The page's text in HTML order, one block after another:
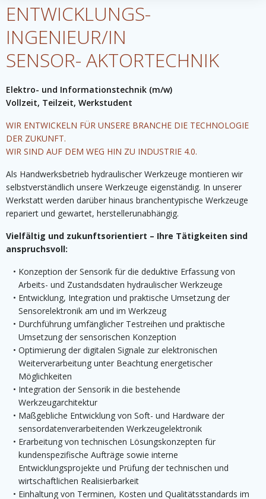
ENTWICKLUNGS-
INGENIEUR/IN
SENSOR- AKTORTECHNIK
Elektro- und Informationstechnik (m/w)
Vollzeit, Teilzeit, Werkstudent
WIR ENTWICKELN FÜR UNSERE BRANCHE DIE TECHNOLOGIE
DER ZUKUNFT.
WIR SIND AUF DEM WEG HIN ZU INDUSTRIE 4.0.
Als Handwerksbetrieb hydraulischer Werkzeuge montieren wir
selbstverständlich unsere Werkzeuge eigenständig. In unserer
Werkstatt werden darüber hinaus branchentypische Werkzeuge
repariert und gewartet, herstellerunabhängig.
Vielfältig und zukunftsorientiert – Ihre Tätigkeiten sind
anspruchsvoll:
Konzeption der Sensorik für die deduktive Erfassung von
Arbeits- und Zustandsdaten hydraulischer Werkzeuge
Entwicklung, Integration und praktische Umsetzung der
Sensorelektronik am und im Werkzeug
Durchführung umfänglicher Testreihen und praktische
Umsetzung der sensorischen Konzeption
Optimierung der digitalen Signale zur elektronischen
Weiterverarbeitung unter Beachtung energetischer
Möglichkeiten
Integration der Sensorik in die bestehende
Werkzeugarchitektur
Maßgebliche Entwicklung von Soft- und Hardware der
sensordatenverarbeitenden Werkzeugelektronik
Erarbeitung von technischen Lösungskonzepten für
kundenspezifische Aufträge sowie interne
Entwicklungsprojekte und Prüfung der technischen und
wirtschaftlichen Realisierbarkeit
Einhaltung von Terminen, Kosten und Qualitätsstandards im